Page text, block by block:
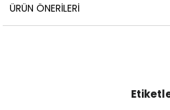
ÜRÜN ÖNERILERI